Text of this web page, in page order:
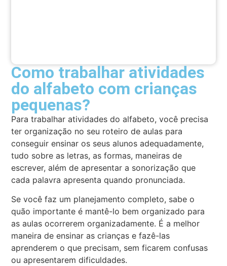
Como trabalhar atividades
do alfabeto com crianças
pequenas?
Para trabalhar atividades do alfabeto, você precisa
ter organização no seu roteiro de aulas para
conseguir ensinar os seus alunos adequadamente,
tudo sobre as letras, as formas, maneiras de
escrever, além de apresentar a sonorização que
cada palavra apresenta quando pronunciada.
Se você faz um planejamento completo, sabe o
quão importante é mantê-lo bem organizado para
as aulas ocorrerem organizadamente. É a melhor
maneira de ensinar as crianças e fazê-las
aprenderem o que precisam, sem ficarem confusas
ou apresentarem dificuldades.